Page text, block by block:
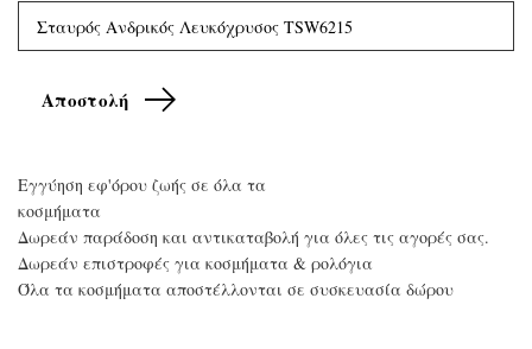
Εγγύηση εφ'όρου ζωής σε όλα τα
κοσμήματα
Δωρεάν παράδοση και αντικαταβολή για όλες τις αγορές σας.
Δωρεάν επιστροφές για κοσμήματα & ρολόγια
Όλα τα κοσμήματα αποστέλλονται σε συσκευασία δώρου